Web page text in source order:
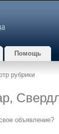
Помощь
рубрики
объявление?